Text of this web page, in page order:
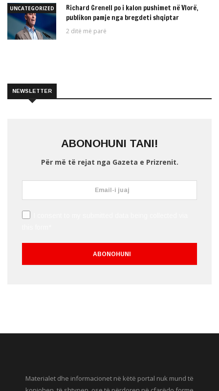
UNCATEGORIZED
Richard Grenell po i kalon pushimet në Vlorë,
publikon pamje nga bregdeti shqiptar
2 ditë më parë
NEWSLETTER
ABONOHUNI TANI!
Për më të rejat nga Gazeta e Prizrenit.
Materialet dhe informacionet në këtë portal nuk mund të